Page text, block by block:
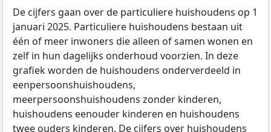
De cijfers gaan over de particuliere huishoudens op 1
januari 2025. Particuliere huishoudens bestaan uit
één of meer inwoners die alleen of samen wonen en
zelf in hun dagelijks onderhoud voorzien. In deze
grafiek worden de huishoudens onderverdeeld in
eenpersoonshuishoudens,
meerpersoonshuishoudens zonder kinderen,
huishoudens eenouder kinderen en huishoudens
twee ouders kinderen. De cijfers over huishoudens